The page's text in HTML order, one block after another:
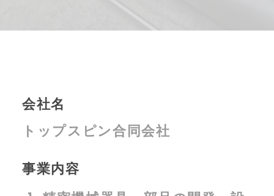
会社名
トップスピン合同会社
事業内容